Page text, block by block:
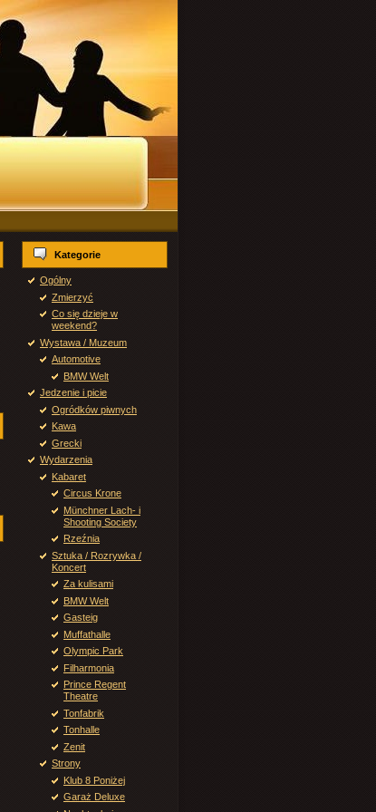
Kategorie
Ogólny
Zmierzyć
Co się dzieje w
weekend?
Wystawa / Muzeum
Automotive
BMW Welt
Jedzenie i picie
Ogródków piwnych
Kawa
Grecki
Wydarzenia
Kabaret
Circus Krone
Münchner Lach- i
Shooting Society
Rzeźnia
Sztuka / Rozrywka /
Koncert
Za kulisami
BMW Welt
Gasteig
Muffathalle
Olympic Park
Filharmonia
Prince Regent
Theatre
Tonfabrik
Tonhalle
Zenit
Strony
Klub 8 Poniżej
Garaż Deluxe